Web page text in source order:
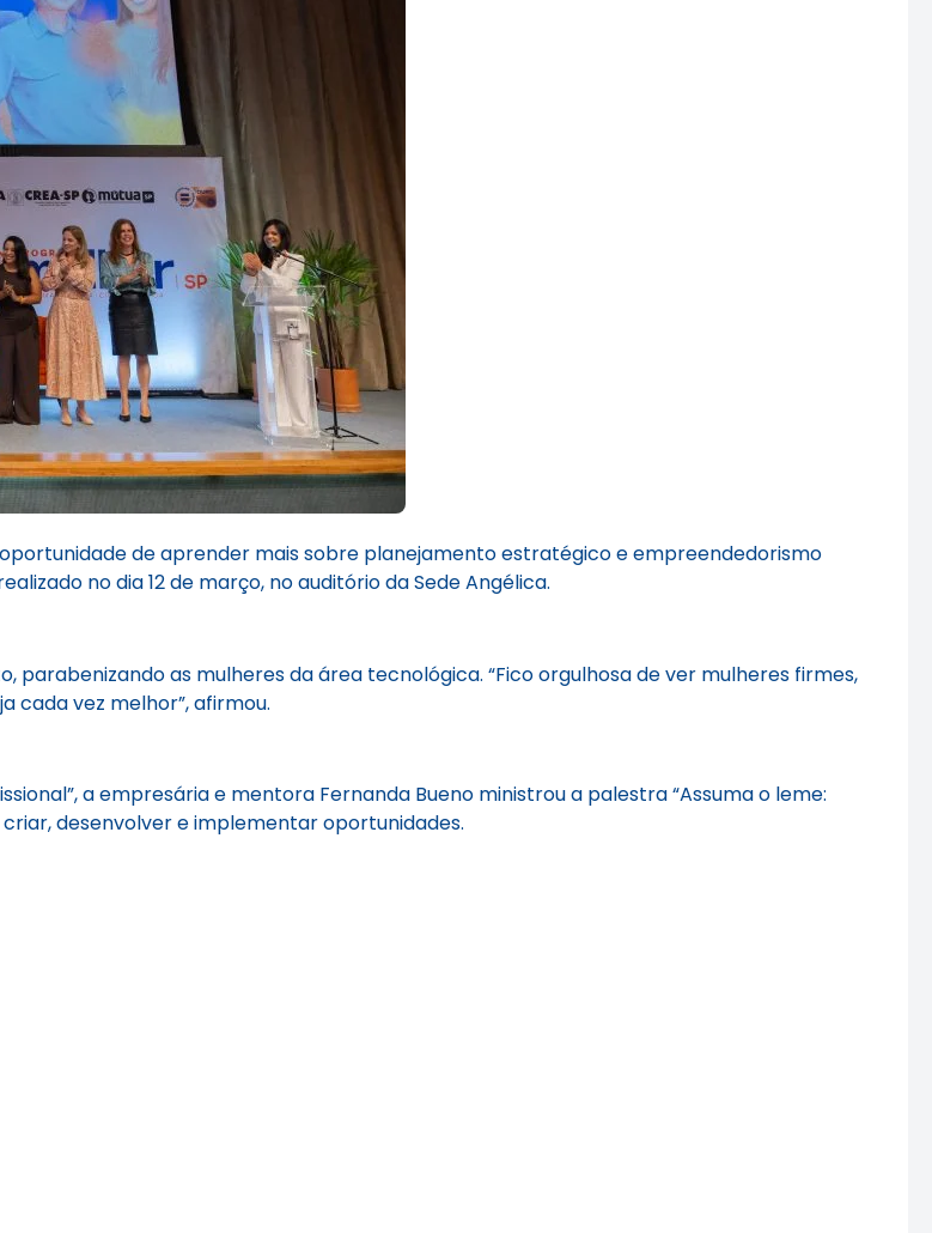
de aprender mais sobre planejamento estratégico e empreendedorismo
no dia 12 de março, no auditório da Sede Angélica.
parabenizando as mulheres da área tecnológica. “Fico orgulhosa de ver mulheres firmes,
cada vez melhor”, afirmou.
a empresária e mentora Fernanda Bueno ministrou a palestra “Assuma o leme:
desenvolver e implementar oportunidades.